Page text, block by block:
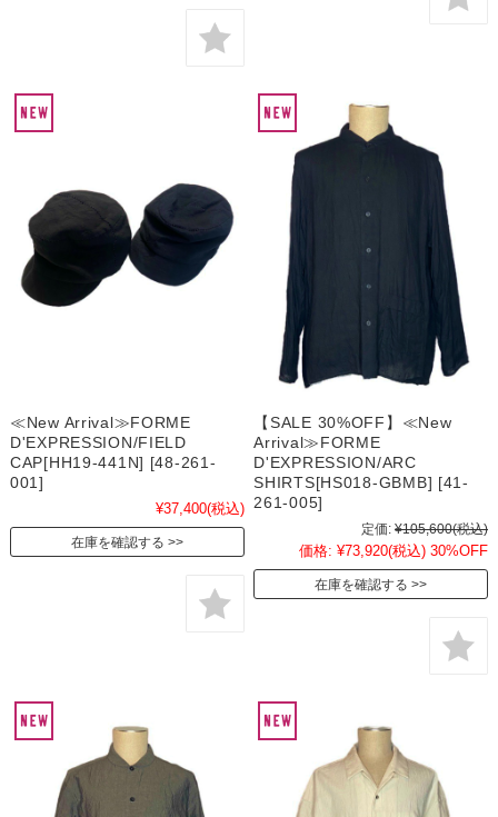
≪New Arrival≫FORME
D'EXPRESSION/FIELD
CAP[HH19-441N] [48-261-
001]
¥37,400(税込)
在庫を確認する
【SALE 30%OFF】≪New
Arrival≫FORME
D'EXPRESSION/ARC
SHIRTS[HS018-GBMB] [41-
261-005]
定価: ¥105,600(税込)
価格: ¥73,920(税込) 30%OFF
在庫を確認する